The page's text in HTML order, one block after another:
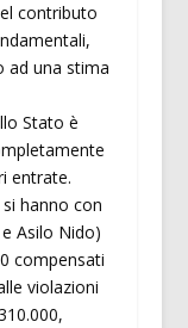
contributo
ad una stima
Stato è
entrate.
hanno con
Asilo Nido)
compensati
violazioni